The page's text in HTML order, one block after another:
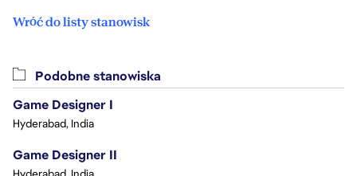
Wróć do listy stanowisk
Podobne stanowiska
Game Designer I
Hyderabad, India
Game Designer II